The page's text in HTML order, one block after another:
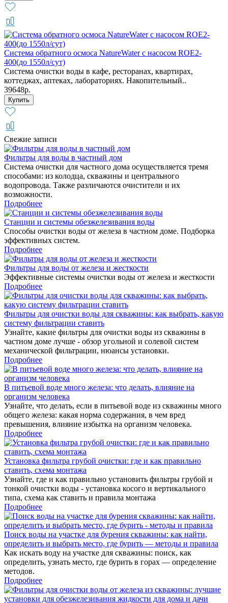
Система обратного осмоса NatureWater с насосом ROE2-
400(до 1550л/сут)
Система очистки воды в кафе, ресторанах, квартирах,
коттеджах, аптеках, лабораториях. Накопительный..
39648р.
Свежие записи
Фильтры для воды в частный дом
Система очистки для частного дома осуществляется тремя
способами: из колодца, скважины и центрального
водопровода. Также различаются очистители и их
возможности.
Подробнее
Станции и системы обезжелезивания воды
Способы очистки воды от железа в частном доме. Подборка
эффективных систем.
Подробнее
Фильтры для воды от железа и жесткости
Эффективные системы очистки воды от железа и жесткости
Подробнее
Фильтры для очистки воды для скважины: как выбрать, какую
систему фильтрации ставить
Узнайте, какие фильтры для очистки воды из скважины в
частном доме лучше - обзор угольной и солевой систем
механической фильтрации, нюансы установки.
Подробнее
В питьевой воде много железа: что делать, влияние на
организм человека
Узнайте, что делать, если в питьевой воде из скважины много
общего железа: какая норма содержания, в чем вред
превышения, влияние избытка на организм человека.
Подробнее
Установка фильтра грубой очистки: где и как правильно
ставить, схема монтажа
Узнайте, где и как правильно установить фильтры грубой и
тонкой очистки воды - установка косого и вертикального
типа, схема как ставить и правила монтажа
Подробнее
Поиск воды на участке для бурения скважины: как найти,
определить и выбрать место, где бурить — методы и правила
Как искать воду на участке для скважины: поиск, как
определить, узнать место, где бурить в горах — определение
методов.
Подробнее